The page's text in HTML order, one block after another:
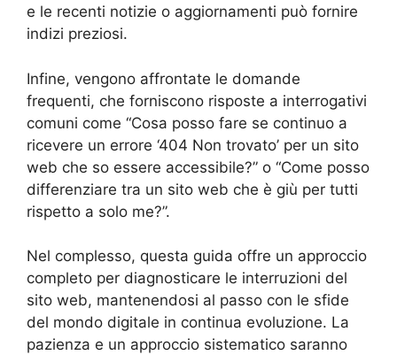
e le recenti notizie o aggiornamenti può fornire
indizi preziosi.
Infine, vengono affrontate le domande
frequenti, che forniscono risposte a interrogativi
comuni come “Cosa posso fare se continuo a
ricevere un errore ‘404 Non trovato’ per un sito
web che so essere accessibile?” o “Come posso
differenziare tra un sito web che è giù per tutti
rispetto a solo me?”.
Nel complesso, questa guida offre un approccio
completo per diagnosticare le interruzioni del
sito web, mantenendosi al passo con le sfide
del mondo digitale in continua evoluzione. La
pazienza e un approccio sistematico saranno